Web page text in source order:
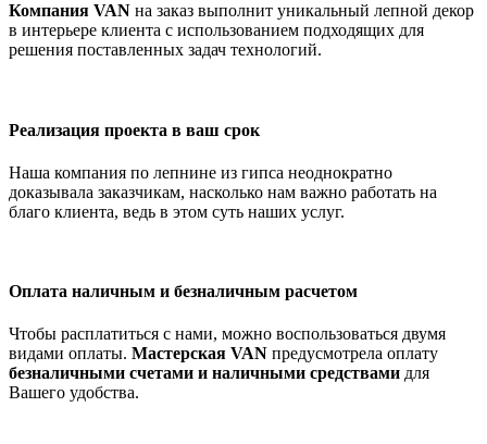
Компания VAN на заказ выполнит уникальный лепной декор
в интерьере клиента с использованием подходящих для
решения поставленных задач технологий.
Реализация проекта в ваш срок
Наша компания по лепнине из гипса неоднократно
доказывала заказчикам, насколько нам важно работать на
благо клиента, ведь в этом суть наших услуг.
Оплата наличным и безналичным расчетом
Чтобы расплатиться с нами, можно воспользоваться двумя
видами оплаты. Мастерская VAN предусмотрела оплату
безналичными счетами и наличными средствами для
Вашего удобства.